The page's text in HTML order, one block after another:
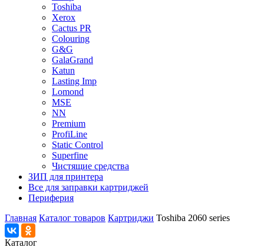
Toshiba
Xerox
Cactus PR
Colouring
G&G
GalaGrand
Katun
Lasting Imp
Lomond
MSE
NN
Premium
ProfiLine
Static Control
Superfine
Чистящие средства
ЗИП для принтера
Все для заправки картриджей
Периферия
Главная Каталог товаров Картриджи Toshiba 2060 series
Каталог